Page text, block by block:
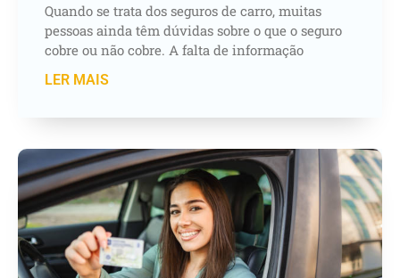
Quando se trata dos seguros de carro, muitas
pessoas ainda têm dúvidas sobre o que o seguro
cobre ou não cobre. A falta de informação
LER MAIS